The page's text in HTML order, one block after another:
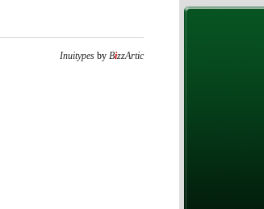
Inuitypes by BizzArtic